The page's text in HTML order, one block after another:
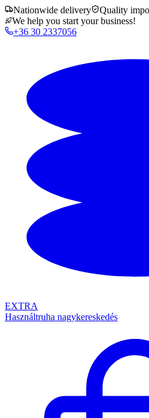
Nationwide delivery
Quality
We help you start your business!
+36 30 2337056
EXTRA
Használtruha nagykereskedés